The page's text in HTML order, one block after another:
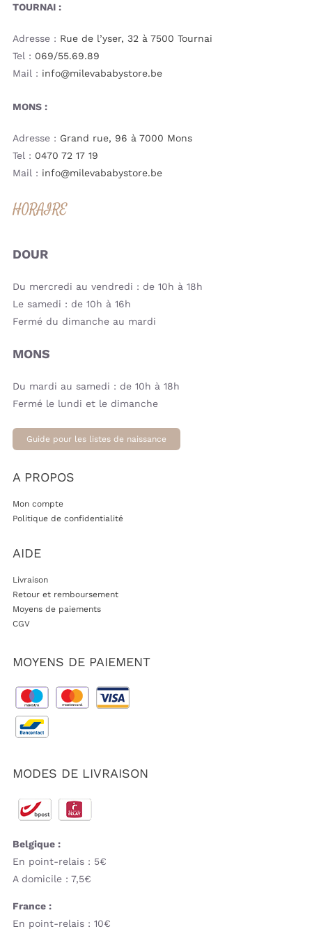
TOURNAI :
Adresse : Rue de l’yser, 32 à 7500 Tournai
Tel : 069/55.69.89
Mail : info@milevababystore.be
MONS :
Adresse : Grand rue, 96 à 7000 Mons
Tel : 0470 72 17 19
Mail : info@milevababystore.be
HORAIRE
DOUR
Du mercredi au vendredi : de 10h à 18h
Le samedi : de 10h à 16h
Fermé du dimanche au mardi
MONS
Du mardi au samedi : de 10h à 18h
Fermé le lundi et le dimanche
Guide pour les listes de naissance
A PROPOS
Mon compte
Politique de confidentialité
AIDE
Livraison
Retour et remboursement
Moyens de paiements
CGV
MOYENS DE PAIEMENT
MODES DE LIVRAISON
Belgique :
En point-relais : 5€
A domicile : 7,5€
France :
En point-relais : 10€